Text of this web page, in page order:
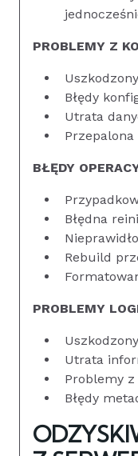
PROBLEMY Z
Błędy
Utrata
BŁĘDY
Błędna
Rebuild
PROBLEMY
Utrata
Problemy
Błędy